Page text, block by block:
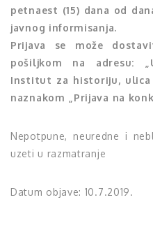
petnaest (15) dana od
javnog informisanja.
Prijava se može
pošiljkom na adresu:
Institut za historiju, ulica
naznakom „Prijava na
Nepotpune, neuredne i
uzeti u razmatranje
Datum objave: 10.7.2019.